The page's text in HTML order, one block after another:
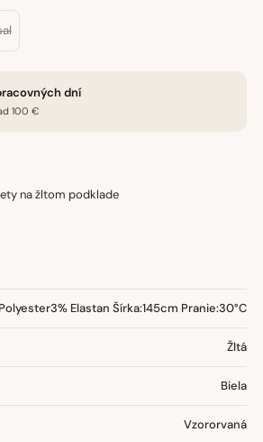
dní
100 €
na žltom podklade
Elastan Šírka:145cm Pranie:30°C
Žltá
Biela
Vzororvaná